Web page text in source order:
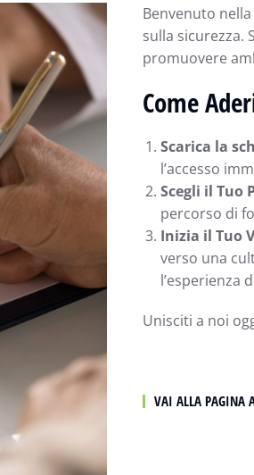
Benvenuto
sulla sicurezza.
promuovere
Come
Scarica la
l’accesso
Scegli il Tuo
percorso di
Inizia il Tuo
verso una
l’esperienza
Unisciti a noi
VAI ALLA PAGINA